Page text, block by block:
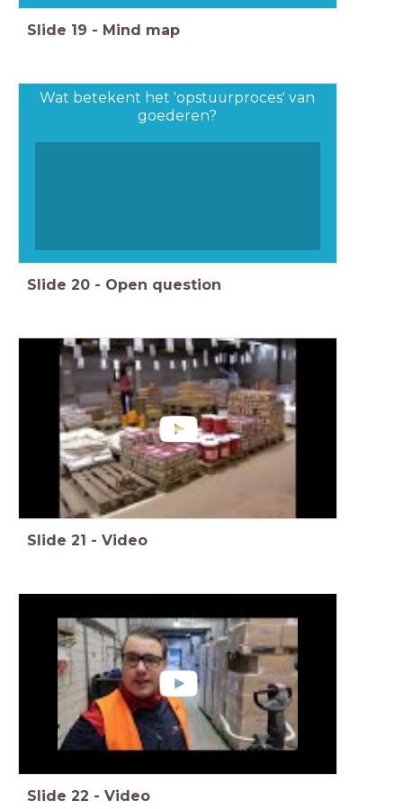
Slide 19 - Mind map
Wat betekent het 'opstuurproces' van
goederen?
Slide 20 - Open question
Slide 21 - Video
Slide 22 - Video